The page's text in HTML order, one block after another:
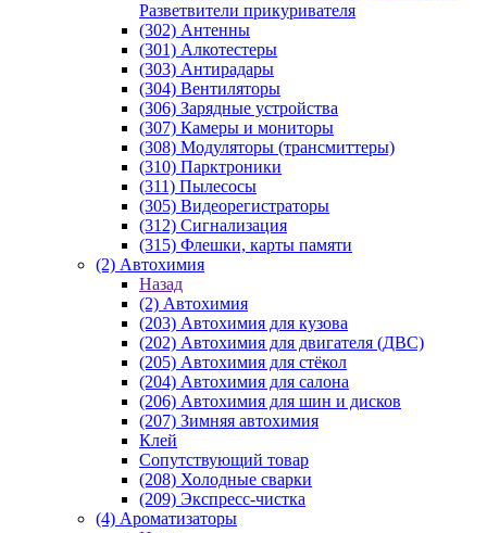
Разветвители прикуривателя
(302) Антенны
(301) Алкотестеры
(303) Антирадары
(304) Вентиляторы
(306) Зарядные устройства
(307) Камеры и мониторы
(308) Модуляторы (трансмиттеры)
(310) Парктроники
(311) Пылесосы
(305) Видеорегистраторы
(312) Сигнализация
(315) Флешки, карты памяти
(2) Автохимия
Назад
(2) Автохимия
(203) Автохимия для кузова
(202) Автохимия для двигателя (ДВС)
(205) Автохимия для стёкол
(204) Автохимия для салона
(206) Автохимия для шин и дисков
(207) Зимняя автохимия
Клей
Сопутствующий товар
(208) Холодные сварки
(209) Экспреcс-чистка
(4) Ароматизаторы